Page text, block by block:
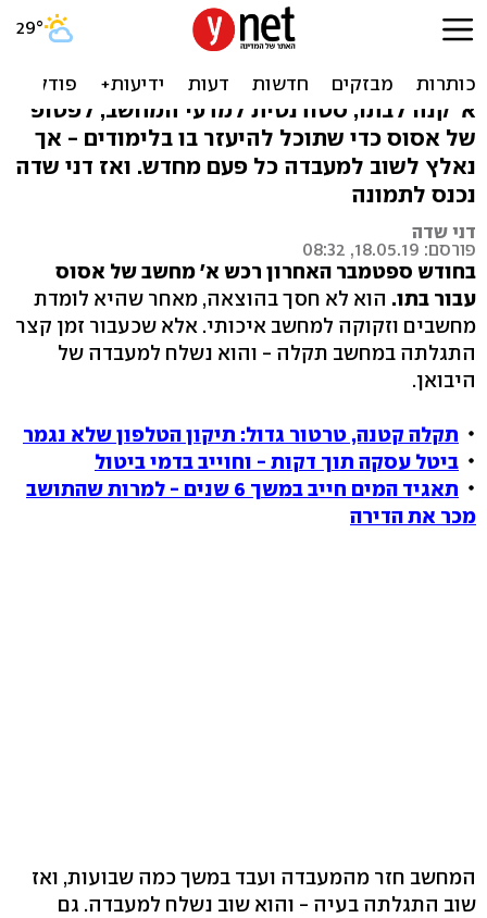
רכש מחשב נייד חדש - ונאלץ
לשלוח אותו לתיקון 4 פעמים
א' קנה לבתו, סטודנטית למדעי המחשב, לפטופ
של אסוס כדי שתוכל להיעזר בו בלימודים - אך
נאלץ לשוב למעבדה כל פעם מחדש. ואז דני שדה
נכנס לתמונה
דני שדה
פורסם: 18.05.19, 08:32
בחודש ספטמבר האחרון רכש א' מחשב של אסוס
עבור בתו. הוא לא חסך בהוצאה, מאחר שהיא לומדת
מחשבים וזקוקה למחשב איכותי. אלא שכעבור זמן קצר
התגלתה במחשב תקלה - והוא נשלח למעבדה של
היבואן.
תקלה קטנה, טרטור גדול: תיקון הטלפון שלא נגמר
ביטל עסקה תוך דקות - וחוייב בדמי ביטול
תאגיד המים חייב במשך 6 שנים - למרות שהתושב
מכר את הדירה
המחשב חזר מהמעבדה ועבד במשך כמה שבועות, ואז
שוב התגלתה בעיה - והוא שוב נשלח למעבדה. גם